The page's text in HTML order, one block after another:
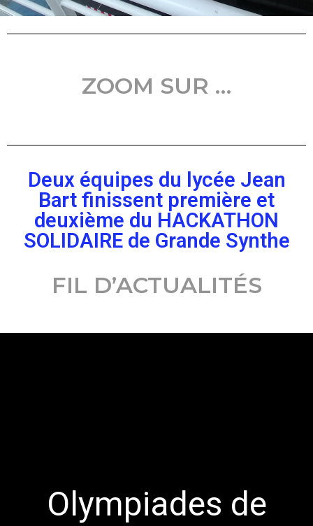
ZOOM SUR …
Deux équipes du lycée Jean
Bart finissent première et
deuxième du HACKATHON
SOLIDAIRE de Grande Synthe
FIL D’ACTUALITÉS
Olympiades de